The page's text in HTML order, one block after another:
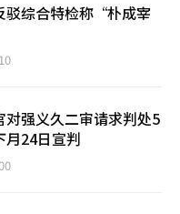
驳综合特检称“朴成宰
对强义久二审请求判处5
月24日宣判